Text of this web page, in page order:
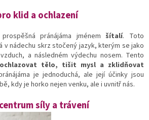
klid a ochlazení
pránájáma jménem šítalí. Toto
v nádechu skrz stočený jazyk, kterým se jako
a následném výdechu nosem. Tento
tělo, tišit mysl a zklidňovat
je jednoduchá, ale její účinky jsou
kdy je horko nejen venku, ale i uvnitř nás.
síly a trávení